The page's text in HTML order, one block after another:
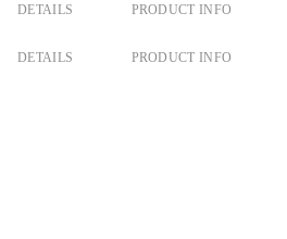
DETAILS PRODUCT INFO
DETAILS PRODUCT INFO